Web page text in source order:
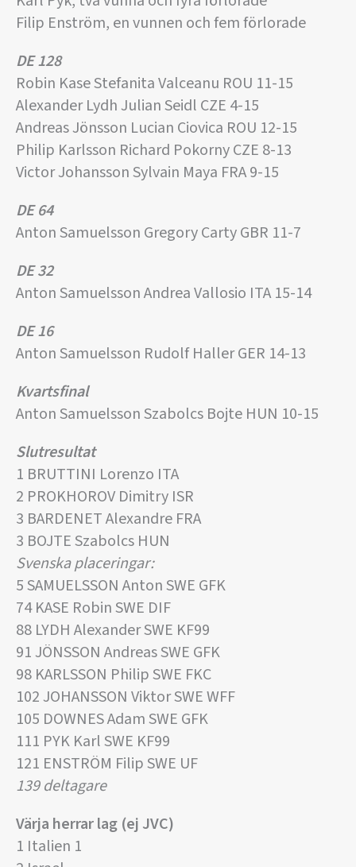
Filip Enström, en vunnen och fem förlorade
DE 128
Robin Kase Stefanita Valceanu ROU 11-15
Alexander Lydh Julian Seidl CZE 4-15
Andreas Jönsson Lucian Ciovica ROU 12-15
Philip Karlsson Richard Pokorny CZE 8-13
Victor Johansson Sylvain Maya FRA 9-15
DE 64
Anton Samuelsson Gregory Carty GBR 11-7
DE 32
Anton Samuelsson Andrea Vallosio ITA 15-14
DE 16
Anton Samuelsson Rudolf Haller GER 14-13
Kvartsfinal
Anton Samuelsson Szabolcs Bojte HUN 10-15
Slutresultat
1 BRUTTINI Lorenzo ITA
2 PROKHOROV Dimitry ISR
3 BARDENET Alexandre FRA
3 BOJTE Szabolcs HUN
Svenska placeringar:
5 SAMUELSSON Anton SWE GFK
74 KASE Robin SWE DIF
88 LYDH Alexander SWE KF99
91 JÖNSSON Andreas SWE GFK
98 KARLSSON Philip SWE FKC
102 JOHANSSON Viktor SWE WFF
105 DOWNES Adam SWE GFK
111 PYK Karl SWE KF99
121 ENSTRÖM Filip SWE UF
139 deltagare
Värja herrar lag (ej JVC)
1 Italien 1